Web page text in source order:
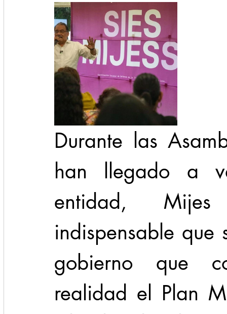
Durante las
han llegado a
entidad,
indispensable
gobierno que
realidad el Plan